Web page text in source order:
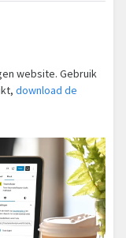
website. Gebruik
download de